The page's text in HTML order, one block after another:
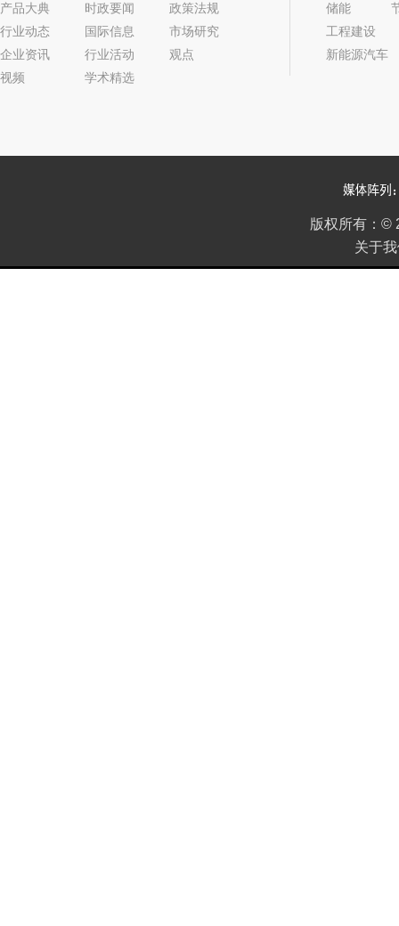
产品大典
时政要闻
政策法规
行业动态
国际信息
市场研究
企业资讯
行业活动
观点
视频
学术精选
储能
工程建设
新能源汽车
版权所有： ©
关于